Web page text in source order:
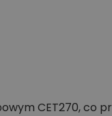
CET270, co